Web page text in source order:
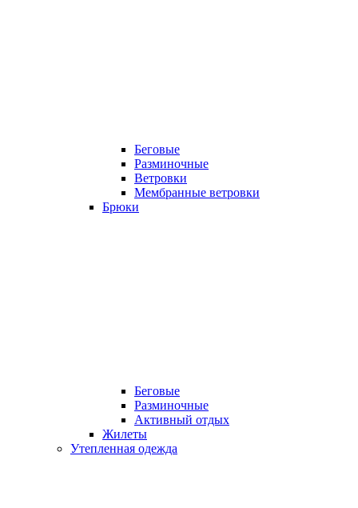
Беговые
Разминочные
Ветровки
Мембранные ветровки
Брюки
Беговые
Разминочные
Активный отдых
Жилеты
Утепленная одежда